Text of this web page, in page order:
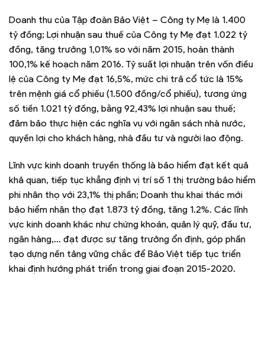
Doanh thu của Tập đoàn Bảo Việt – Công ty Mẹ là 1.400
tỷ đồng; Lợi nhuận sau thuế của Công ty Mẹ đạt 1.022 tỷ
đồng, tăng trưởng 1,01% so với năm 2015, hoàn thành
100,1% kế hoạch năm 2016. Tỷ suất lợi nhuận trên vốn điều
lệ của Công ty Mẹ đạt 16,5%, mức chi trả cổ tức là 15%
trên mệnh giá cổ phiếu (1.500 đồng/cổ phiếu), tương ứng
số tiền 1.021 tỷ đồng, bằng 92,43% lợi nhuận sau thuế;
đảm bảo thực hiện các nghĩa vụ với ngân sách nhà nước,
quyền lợi cho khách hàng, nhà đầu tư và người lao động.
Lĩnh vực kinh doanh truyền thống là bảo hiểm đạt kết quả
khả quan, tiếp tục khẳng định vị trí số 1 thị trường bảo hiểm
phi nhân thọ với 23,1% thị phần; Doanh thu khai thác mới
bảo hiểm nhân thọ đạt 1.873 tỷ đồng, tăng 1.2%. Các lĩnh
vực kinh doanh khác như chứng khoán, quản lý quỹ, đầu tư,
ngân hàng,… đạt được sự tăng trưởng ổn định, góp phần
tạo dựng nền tảng vững chắc để Bảo Việt tiếp tục triển
khai định hướng phát triển trong giai đoạn 2015-2020.